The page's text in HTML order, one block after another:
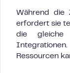
Während die
erfordert sie
die gleiche
Ressourcen